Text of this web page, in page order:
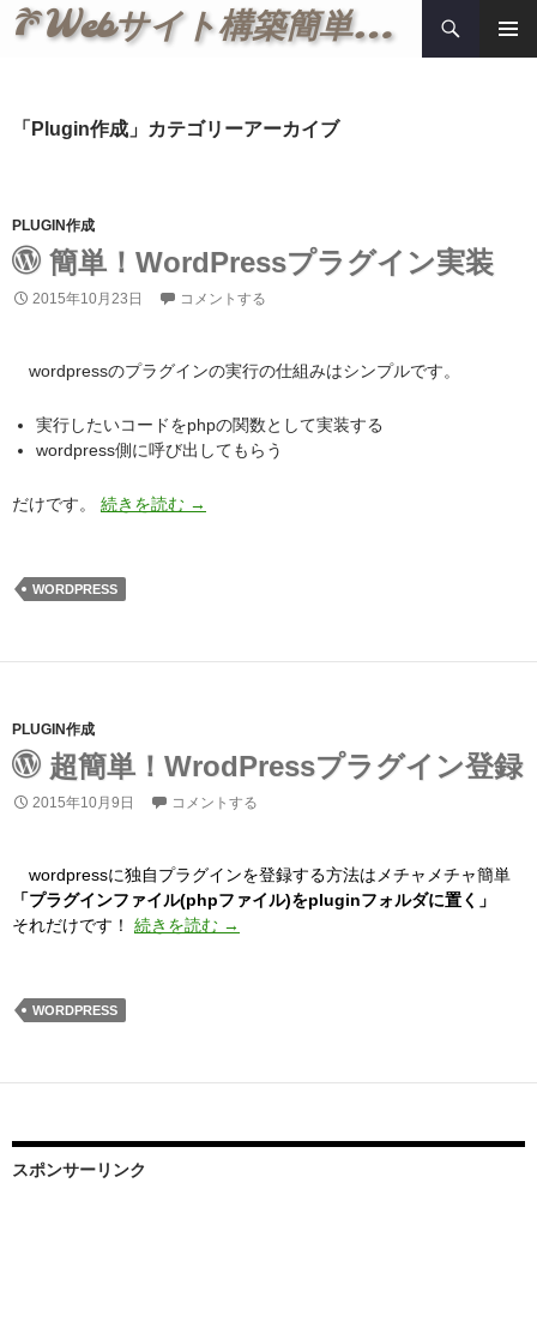
Webサイト構築簡単メモ
検
索
ン
キ
ッ
プ
「Plugin作成」カテゴリーアーカイブ
PLUGIN作成
簡単！WordPressプラグイン実装
2015年10月23日 コメントする
wordpressのプラグインの実行の仕組みはシンプルです。
実行したいコードをphpの関数として実装する
wordpress側に呼び出してもらう
だけです。 続きを読む →
WORDPRESS
PLUGIN作成
超簡単！WrodPressプラグイン登録
2015年10月9日 コメントする
wordpressに独自プラグインを登録する方法はメチャメチャ簡単
「プラグインファイル(phpファイル)をpluginフォルダに置く」
それだけです！
続きを読む →
WORDPRESS
スポンサーリンク